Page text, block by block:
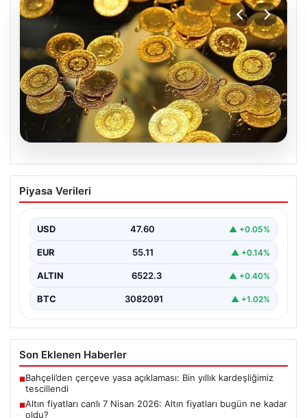
05.08.2026
Altın fiyatları canlı 7 Nisan 2026: Altın
fiyatları bugün ne kadar oldu?
Analizi", "content": "Bugün altın…
Piyasa Verileri
USD 47.60 ▲ +0.05%
EUR 55.11 ▲ +0.14%
ALTIN 6522.3 ▲ +0.40%
BTC 3082091 ▲ +1.02%
Son Eklenen Haberler
■Bahçeli’den çerçeve yasa açıklaması: Bin yıllık kardeşliğimiz
tescillendi
■Altın fiyatları canlı 7 Nisan 2026: Altın fiyatları bugün ne kadar
oldu?